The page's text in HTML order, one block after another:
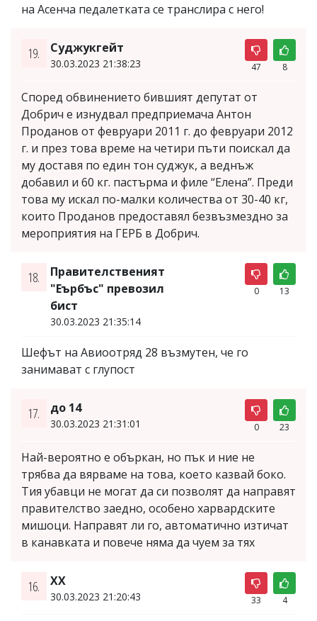
на Асенча педалетката се транслира с него!
19. Суджукгейт
30.03.2023 21:38:23 47 8
Според обвинението бившият депутат от
Добрич е изнудвал предприемача Антон
Проданов от февруари 2011 г. до февруари 2012
г. и през това време на четири пъти поискал да
му доставя по един тон суджук, а веднъж
добавил и 60 кг. пастърма и филе “Елена”. Преди
това му искал по-малки количества от 30-40 кг,
които Проданов предоставял безвъзмездно за
мероприятия на ГЕРБ в Добрич.
18.
Правителственият
"Еърбъс" превозил
бист
30.03.2023 21:35:14
0 13
Шефът на Авиоотряд 28 възмутен, че го
занимават с глупост
17. до 14
30.03.2023 21:31:01 0 23
Най-вероятно е объркан, но пък и ние не
трябва да вярваме на това, което казвай боко.
Тия убавци не могат да си позволят да направят
правителство заедно, особено харвардските
мишоци. Направят ли го, автоматично изтичат
в канавката и повече няма да чуем за тях
16. XX
30.03.2023 21:20:43 33 4